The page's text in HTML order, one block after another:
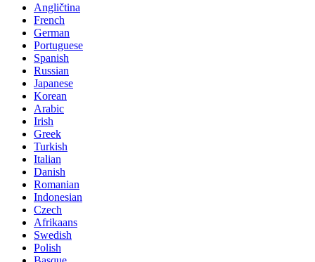
Angličtina
French
German
Portuguese
Spanish
Russian
Japanese
Korean
Arabic
Irish
Greek
Turkish
Italian
Danish
Romanian
Indonesian
Czech
Afrikaans
Swedish
Polish